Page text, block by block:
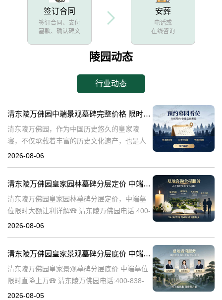
签订合同
签订合同、支付
墓款、确认碑文
安葬
电话或
在线咨询
陵园动态
行业动态
清东陵万佛园中端景观墓碑完整价格 限时减免多年管理费详解
清东陵万佛园，作为中国历史悠久的皇家陵
寝，不仅承载着丰富的历史文化遗产，也是人
们缅怀先人、寄托哀思的重要场所。近年来，
清
2026-08-06
清东陵万佛园皇家园林墓碑分层定价 中端墓位限时大额让利详解
清东陵万佛园皇家园林墓碑分层定价，中端墓
位限时大额让利详解☎ 清东陵万佛园电话:400-
838-5063清东陵万佛园，作为中国历史上著名
2026-08-06
清东陵万佛园皇家景观墓碑分层底价 中端墓位限时直降上万
清东陵万佛园皇家景观墓碑分层底价 中端墓位
限时直降上万☎ 清东陵万佛园电话:400-838-
5063清东陵万佛园，作为中国历史上著名的皇
2026-08-05